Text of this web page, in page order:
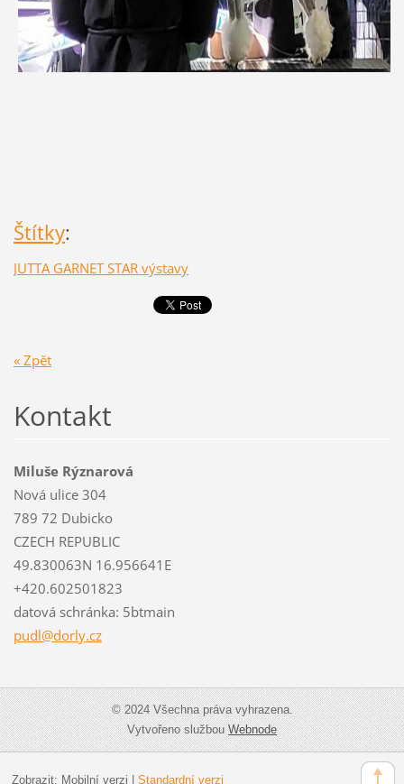
Štítky:
JUTTA GARNET STAR výstavy
« Zpět
Kontakt
Miluše Rýznarová
Nová ulice 304
789 72 Dubicko
CZECH REPUBLIC
49.830063N 16.956641E
+420.602501823
datová schránka: 5btmain
pudl@dorly.cz
© 2024 Všechna práva vyhrazena.
Vytvořeno službouWebnode
Zobrazit: Mobilní verzi | Standardní verzi